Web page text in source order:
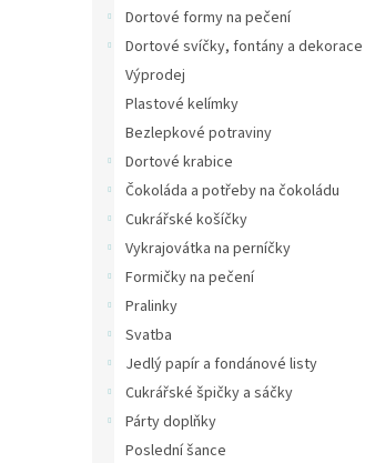
Dortové formy na pečení
Dortové svíčky, fontány a dekorace
Výprodej
Plastové kelímky
Bezlepkové potraviny
Dortové krabice
Čokoláda a potřeby na čokoládu
Cukrářské košíčky
Vykrajovátka na perníčky
Formičky na pečení
Pralinky
Svatba
Jedlý papír a fondánové listy
Cukrářské špičky a sáčky
Párty doplňky
Poslední šance